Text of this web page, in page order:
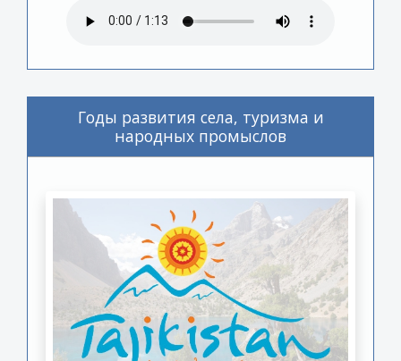
Годы развития села, туризма и
народных промыслов